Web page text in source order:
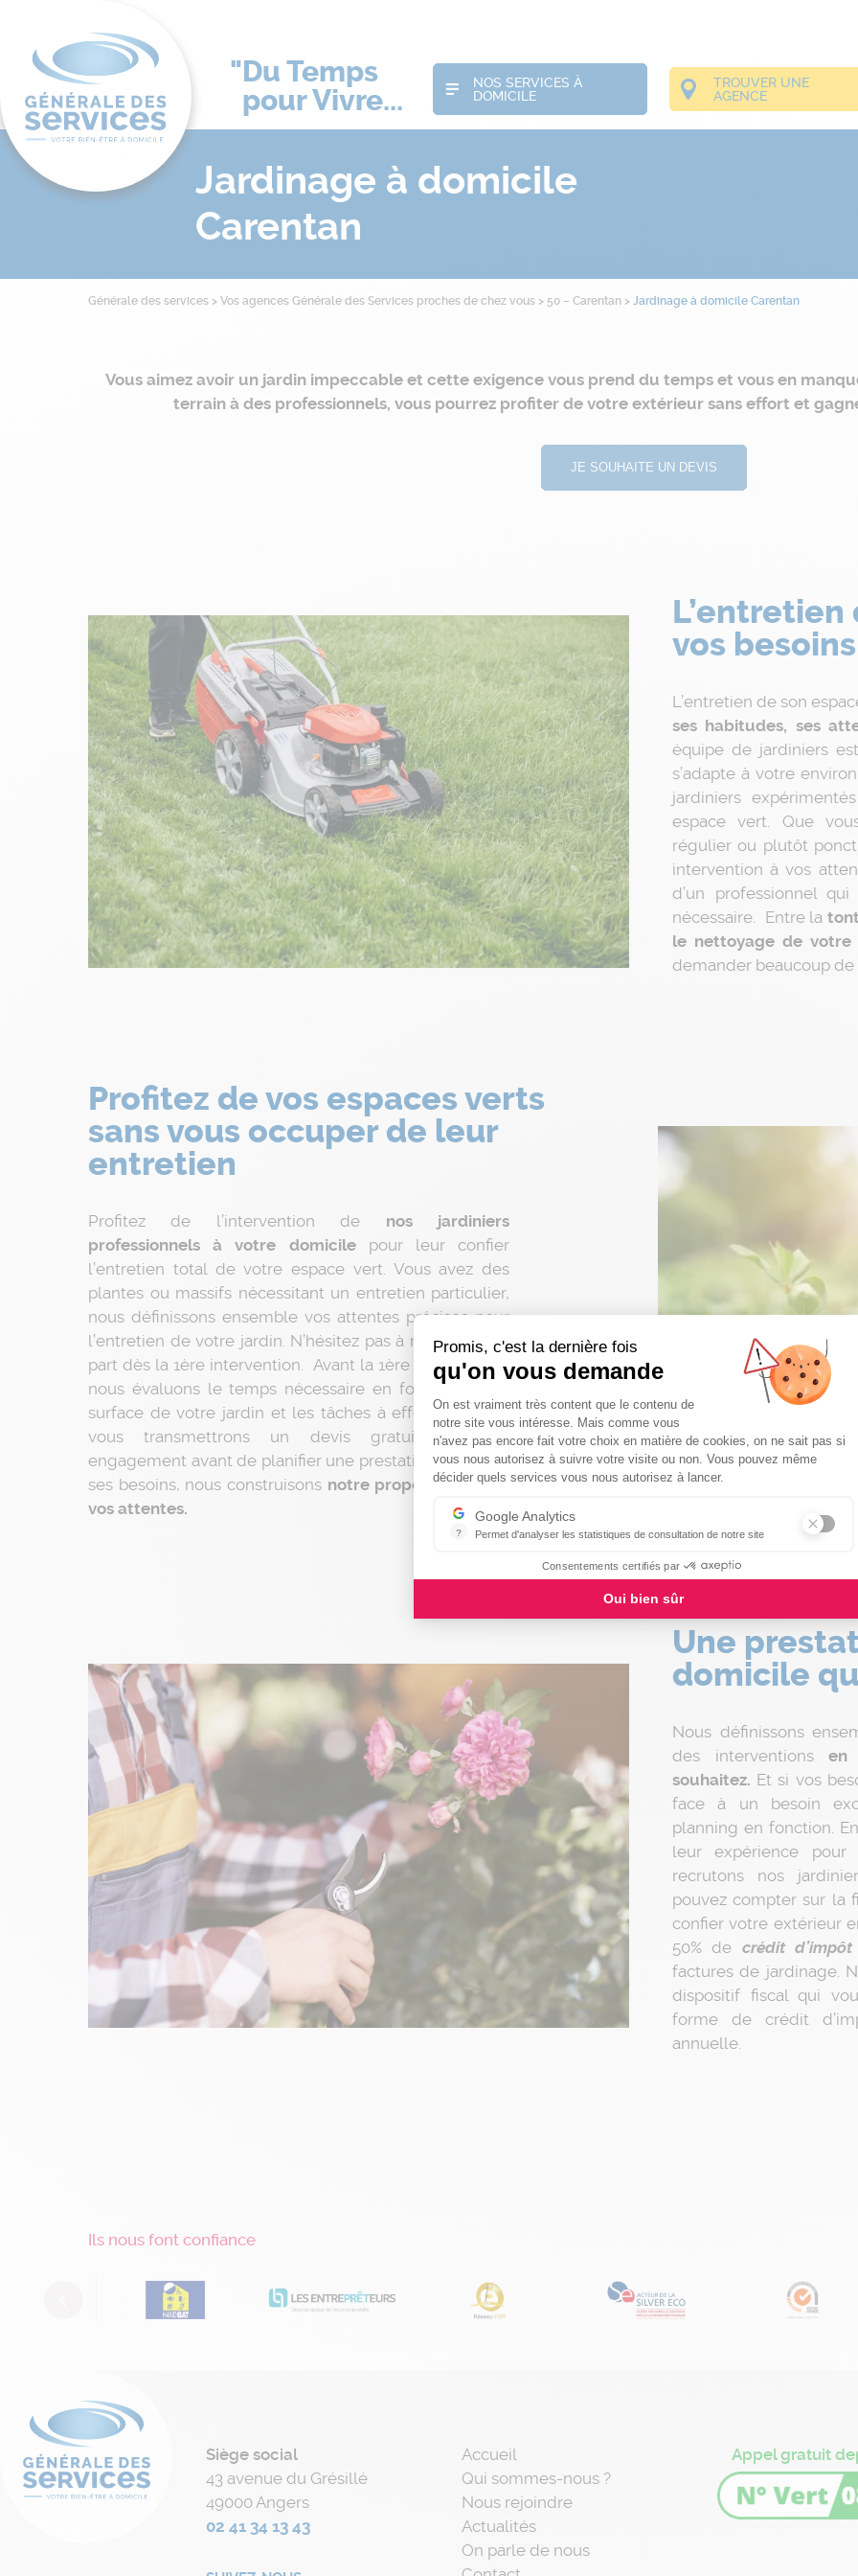
Du Temps
pour Vivre...
NOS SERVICES À
DOMICILE
TROUVER UNE
AGENCE
Jardinage à domicile
Carentan
Générale des services > Vos agences Générale des Services proches de chez vous > 50 – Carentan > Jardinage à domicile Carentan
Vous aimez avoir un jardin impeccable et cette exigence vous prend du temps et vous en
terrain à des professionnels, vous pourrez profiter de votre extérieur sans effort et
JE SOUHAITE UN DEVIS
vos besoins
L’entretien de son
ses habitudes, ses
équipe de jardiniers
s’adapte à votre
jardiniers
espace vert. Que
régulier ou plutôt
intervention à vos
d’un professionnel
nécessaire. Entre la
le nettoyage de votre
demander beaucoup de
Profitez de vos espaces verts
sans vous occuper de leur
entretien
Profitez de l’intervention de nos jardiniers
professionnels à votre domicilepour leur confier
l’entretien total de votre espace vert. Vous avez des
plantes ou massifs nécessitant un entretien particulier,
nous définissons ensemble vos attentes précises pour
l’entretien de votre jardin. N’hésitez pas à nous en faire
part dès la 1ère intervention. Avant la 1ère intervention,
nous évaluons le temps nécessaire en fonction de la
surface de votre jardin et les tâches à effectuer. Nous
vous transmettrons un devis gratuit et sans
engagement avant de planifier une prestation. A chacun
ses besoins, nous construisons notre proposition selon
vos attentes.
Une
domicile
Nous définissons
des interventionsen
souhaitez. Et si vos
face à un besoin
planning en fonction.
leur expérience
recrutons nos
pouvez compter sur la
confier votre extérieur
50% de crédit d’impôt
factures de jardinage.
dispositif fiscal qui
forme de crédit
annuelle.
Ils nous font confiance
Siège social
43 avenue du Grésillé
49000 Angers
02 41 34 13 43
Accueil
Qui sommes-nous ?
Nous rejoindre
Actualités
On parle de nous
Appel gratuit
Promis, c'est la dernière fois
qu'on vous demande
Plateforme de Gestion du
On est vraiment très content que le contenu de
notre site vous intéresse. Mais comme vous
n'avez pas encore fait votre choix en matière de cookies, on ne sait pas si
vous nous autorisez à suivre votre visite ou non. Vous pouvez même
décider quels services vous nous autorisez à lancer.
?
Google Analytics
Permet d'analyser les statistiques de consultation de notre site
Consentements certifiés par
Oui bien sûr
Axeptio consent